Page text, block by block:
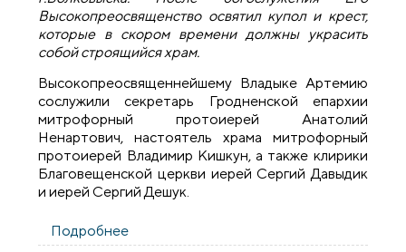
Высокопреосвященство освятил купол и крест,
которые в скором времени должны украсить
собой строящийся храм.
Высокопреосвященнейшему Владыке Артемию
сослужили секретарь Гродненской епархии
митрофорный протоиерей Анатолий
Ненартович, настоятель храма митрофорный
протоиерей Владимир Кишкун, а также клирики
Благовещенской церкви иерей Сергий Давыдик
и иерей Сергий Дешук.
Подробнее